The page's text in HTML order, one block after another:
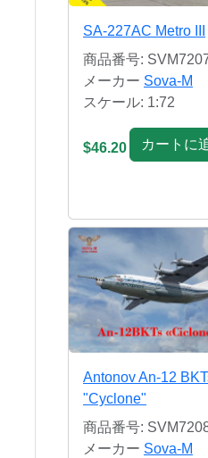
SA-227AC Metro III
商品番号:
メーカー Sova-M
スケール: 1:72
$46.20 カートに
Antonov An-12
"Cyclone"
商品番号:
メーカー Sova-M